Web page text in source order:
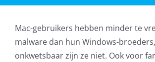
Cloud Computing
VOIP
Mac-gebruikers hebben minder te
malware dan hun Windows-
onkwetsbaar zijn ze niet. Ook voor